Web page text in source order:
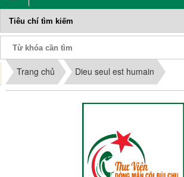
Phiếu Sách
Trang chủ Dieu seul est humain